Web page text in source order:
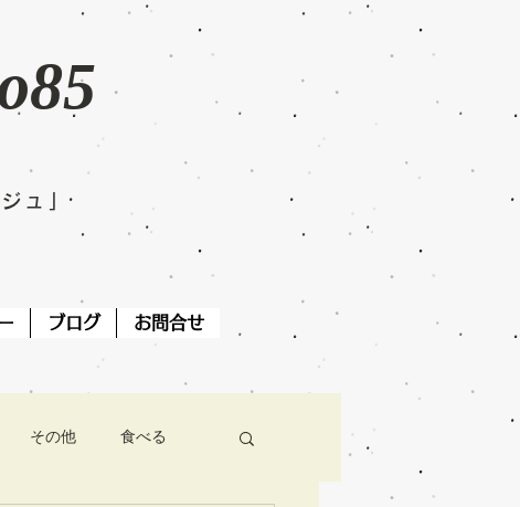
ュ」
ブログ お問合せ
その他 食べる